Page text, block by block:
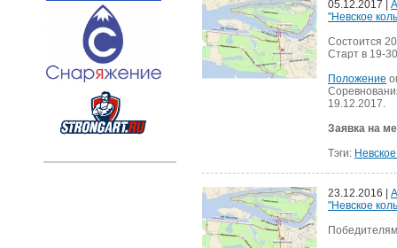
05.12.2017 |
"Невское
Состоится
Старт в 19-
Положение
19.12.2017.
Заявка на
Тэги:
23.12.2016 |
"Невское